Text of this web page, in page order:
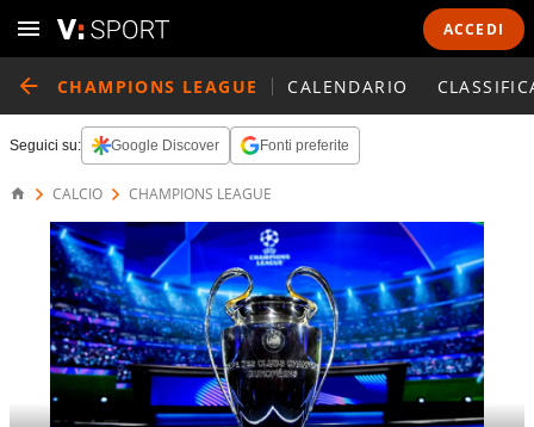
ACCEDI
CHAMPIONS LEAGUE CALENDARIO
Seguici su: Google Discover Fonti preferite
CALCIO CHAMPIONS LEAGUE